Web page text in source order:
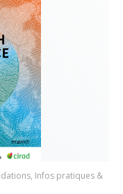
, Infos pratiques &